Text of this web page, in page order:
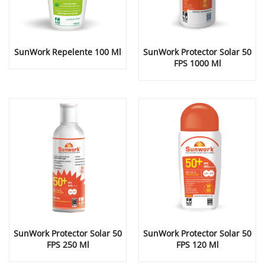
SunWork Repelente 100 Ml
SunWork Protector Solar 50
FPS 1000 Ml
SunWork Protector Solar 50
FPS 250 Ml
SunWork Protector Solar 50
FPS 120 Ml